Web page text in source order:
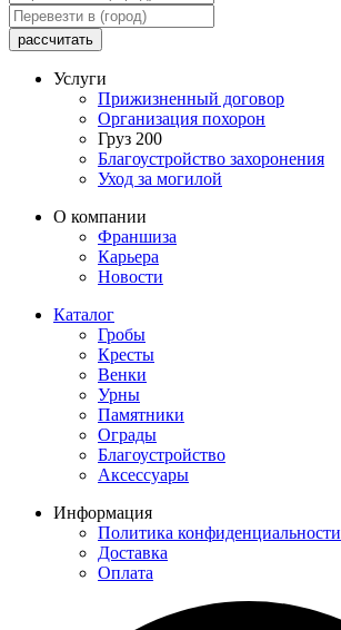
рассчитать
Услуги
Прижизненный договор
Организация похорон
Груз 200
Благоустройство захоронения
Уход за могилой
О компании
Франшиза
Карьера
Новости
Каталог
Гробы
Кресты
Венки
Урны
Памятники
Ограды
Благоустройство
Аксессуары
Информация
Политика конфиденциальности
Доставка
Оплата